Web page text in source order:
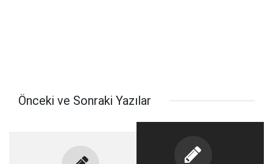
Önceki ve Sonraki Yazılar